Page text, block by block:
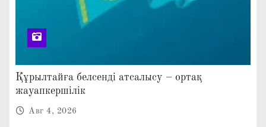
Құрылтайға белсенді атсалысу – ортақ
жауапкершілік
Авг 4, 2026